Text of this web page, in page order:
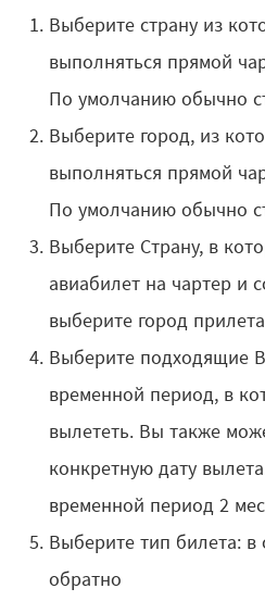
Выберите страну из
выполняться прямой
По умолчанию обычно
Выберите город, из
выполняться прямой
По умолчанию обычно
Выберите Страну, в
авиабилет на чартер и
выберите город
Выберите подходящие
временной период, в
вылететь. Вы также
конкретную дату
временной период 2
Выберите тип билета: в
обратно